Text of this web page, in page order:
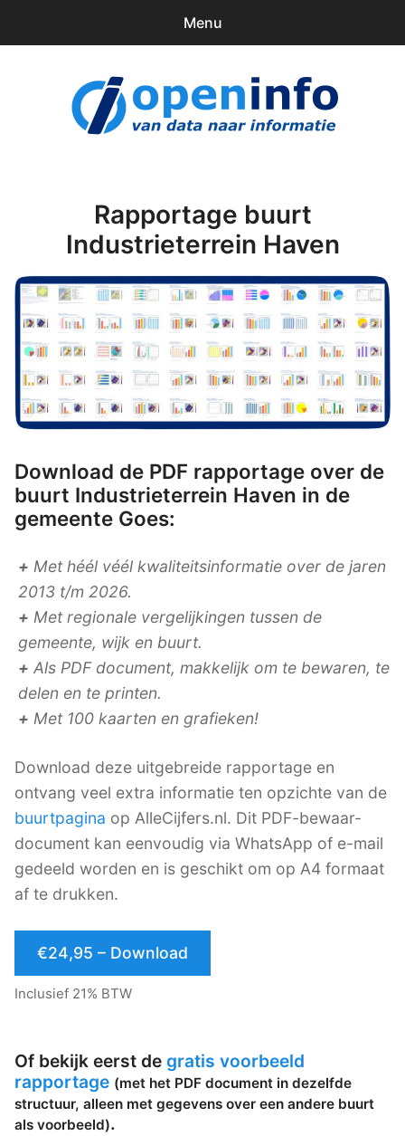
Menu
Downloads
Rapportage buurt
Industrieterrein Haven
Download de PDF rapportage over de
buurt Industrieterrein Haven in de
gemeente Goes:
+ Met héél véél kwaliteitsinformatie over de jaren
2013 t/m 2026.
+ Met regionale vergelijkingen tussen de
gemeente, wijk en buurt.
+ Als PDF document, makkelijk om te bewaren, te
delen en te printen.
+ Met 100 kaarten en grafieken!
Download deze uitgebreide rapportage en
ontvang veel extra informatie ten opzichte van de
buurtpagina op AlleCijfers.nl. Dit PDF-bewaar-
document kan eenvoudig via WhatsApp of e-mail
gedeeld worden en is geschikt om op A4 formaat
af te drukken.
€24,95 – Download
Inclusief 21% BTW
Of bekijk eerst de gratis voorbeeld
rapportage (met het PDF document in dezelfde
structuur, alleen met gegevens over een andere buurt
als voorbeeld).